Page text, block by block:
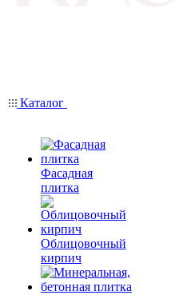
Каталог
Фасадная
плитка
Облицовочный
кирпич